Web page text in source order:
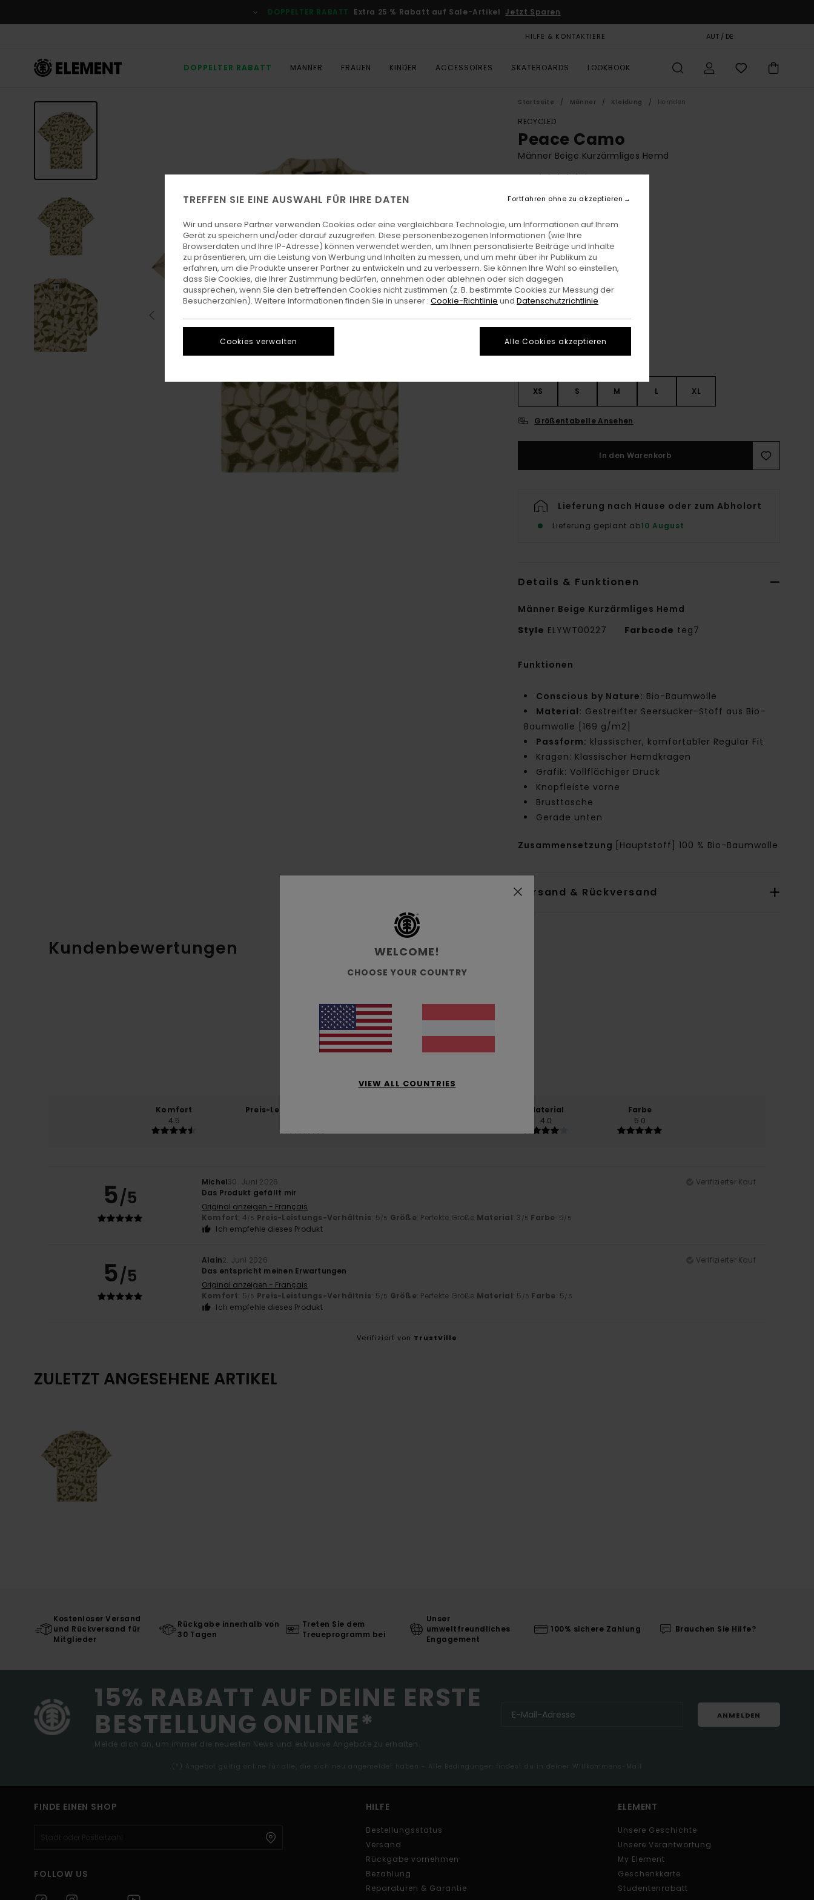
Produktinformation
DOPPELTER RABATT Extra 25 % Rabatt auf Sale-Artikel Jetzt Sparen
HILFE & KONTAKTIERE AUT / DE
DOPPELTER RABATT MÄNNER FRAUEN KINDER ACCESSOIRES SKATEBOARDS LOOKBOOK
Startseite Männer Kleidung Hemden
RECYCLED
Peace Camo
Männer Beige Kurzärmliges Hemd
5.0
ECO-BONUS
€ 33,75
SALE
DOPPELTER RABATT EXTRA 25 %
Farbe Peace Camo
XS S M L XL
Größentabelle Ansehen
In den Warenkorb
Lieferung nach Hause oder zum Abholort
Lieferung geplant ab10 August
Details & Funktionen
Männer Beige Kurzärmliges Hemd
Style ELYWT00227 Farbcode teg7
Funktionen
Conscious by Nature: Bio-Baumwolle
Material: Gestreifter Seersucker-Stoff aus Bio-
Baumwolle [169 g/m2]
Passform: klassischer, komfortabler Regular Fit
Kragen: Klassischer Hemdkragen
Grafik: Vollflächiger Druck
Knopfleiste vorne
Brusttasche
Gerade unten
Zusammensetzung [Hauptstoff] 100 % Bio-Baumwolle
Versand & Rückversand
Kundenbewertungen
5.0
Komfort
4.5
Preis-Leistungs-Verhältnis
Material
4.0
Farbe
5.0
5/5
Michel30. Juni 2026
Verifizierter Kauf
Das Produkt gefällt mir
Original anzeigen - Français
Komfort: 4/5 Preis-Leistungs-Verhältnis: 5/5 Größe: Perfekte Größe Material: 3 /5 Farbe: 5/5
Ich empfehle dieses Produkt
5/5
Alain2. Juni 2026
Verifizierter Kauf
Das entspricht meinen Erwartungen
Original anzeigen - Français
Komfort: 5/5 Preis-Leistungs-Verhältnis: 5/5 Größe: Perfekte Größe Material: 5 /5 Farbe: 5/5
Ich empfehle dieses Produkt
Verifiziert von TrustVille
ZULETZT ANGESEHENE ARTIKEL
Kostenloser Versand
und Rückversand für
Mitglieder
Rückgabe innerhalb von
30 Tagen
Treten Sie dem
Treueprogramm bei
Unser
umweltfreundliches
Engagement
100% sichere Zahlung Brauchen Sie Hilfe?
15% RABATT AUF DEINE ERSTE
BESTELLUNG ONLINE*
Melde dich an, um immer die neuesten News und exklusive Angebote zu erhalten.
ANMELDEN
(*) Angebot gültig online für alle, die sich neu angemeldet haben - Alle Bedingungen findest du in deiner Willkommens-Mail
FINDE EINEN SHOP
FOLLOW US
HILFE
Bestellungsstatus
Versand
Rückgabe vornehmen
Bezahlung
Reparaturen & Garantie
ELEMENT
Unsere Geschichte
Unsere Verantwortung
My Element
Geschenkkarte
Studentenrabatt
WELCOME!
CHOOSE YOUR COUNTRY
VIEW ALL COUNTRIES
TREFFEN SIE EINE AUSWAHL FÜR IHRE DATEN
Wir und unsere Partner verwenden Cookies oder eine vergleichbare Technologie, um Informationen auf Ihrem
Gerät zu speichern und/oder darauf zuzugreifen. Diese personenbezogenen Informationen (wie Ihre
Browserdaten und Ihre IP-Adresse) können verwendet werden, um Ihnen personalisierte Beiträge und Inhalte
zu präsentieren, um die Leistung von Werbung und Inhalten zu messen, und um mehr über ihr Publikum zu
erfahren, um die Produkte unserer Partner zu entwickeln und zu verbessern. Sie können Ihre Wahl so einstellen,
dass Sie Cookies, die Ihrer Zustimmung bedürfen, annehmen oder ablehnen oder sich dagegen
aussprechen, wenn Sie den betreffenden Cookies nicht zustimmen (z. B. bestimmte Cookies zur Messung der
Besucherzahlen). Weitere Informationen finden Sie in unserer : Cookie-Richtlinie und Datenschutzrichtlinie
Cookies verwalten
Fortfahren ohne zu akzeptieren
Alle Cookies akzeptieren